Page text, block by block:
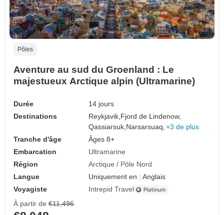
Pôles
Aventure au sud du Groenland : Le
majestueux Arctique alpin (Ultramarine)
Durée
14 jours
Destinations
Reykjavik,Fjord de Lindenow,
Qassiarsuk,Narsarsuaq, +3 de plus
Tranche d'âge
Âges 8+
Embarcation
Ultramarine
Région
Arctique / Pôle Nord
Langue
Uniquement en : Anglais
Voyagiste
Intrepid Travel
À partir de €11,496